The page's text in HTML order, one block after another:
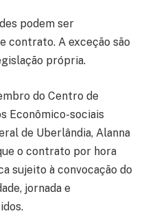
podem ser
contrato. A exceção são
própria.
do Centro de
Econômico-sociais
de Uberlândia, Alanna
o contrato por hora
sujeito à convocação do
jornada e